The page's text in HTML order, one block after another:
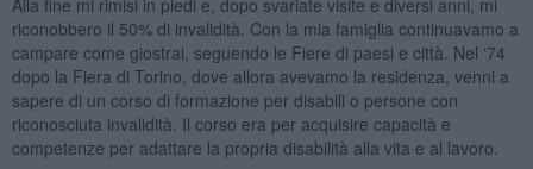
riconobbero il 50% di invalidità. Con la mia famiglia continuavamo a
campare come giostrai, seguendo le Fiere di paesi e città. Nel ‘74
dopo la Fiera di Torino, dove allora avevamo la residenza, venni a
sapere di un corso di formazione per disabili o persone con
riconosciuta invalidità. Il corso era per acquisire capacità e
competenze per adattare la propria disabilità alla vita e al lavoro.